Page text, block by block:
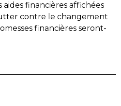
financières affichées
contre le changement
financières seront-